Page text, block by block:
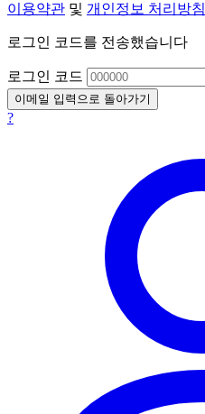
이용약관 및 개인정보 처리방침
로그인 코드를 전송했습니다
로그인 코드
이메일 입력으로 돌아가기
?